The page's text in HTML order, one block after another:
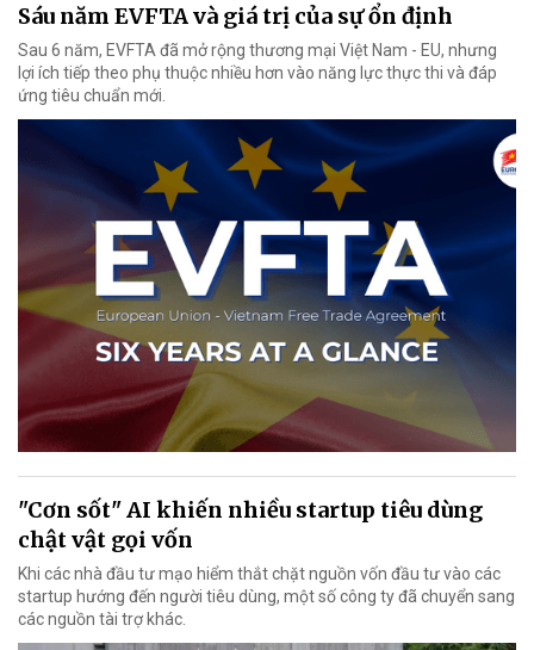
Sáu năm EVFTA và giá trị của sự ổn định
Sau 6 năm, EVFTA đã mở rộng thương mại Việt Nam - EU, nhưng
lợi ích tiếp theo phụ thuộc nhiều hơn vào năng lực thực thi và đáp
ứng tiêu chuẩn mới.
"Cơn sốt" AI khiến nhiều startup tiêu dùng
chật vật gọi vốn
Khi các nhà đầu tư mạo hiểm thắt chặt nguồn vốn đầu tư vào các
startup hướng đến người tiêu dùng, một số công ty đã chuyển sang
các nguồn tài trợ khác.